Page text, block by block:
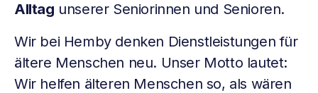
Alltag unserer Seniorinnen und Senioren.
Wir bei Hemby denken Dienstleistungen für
ältere Menschen neu. Unser Motto lautet:
Wir helfen älteren Menschen so, als wären